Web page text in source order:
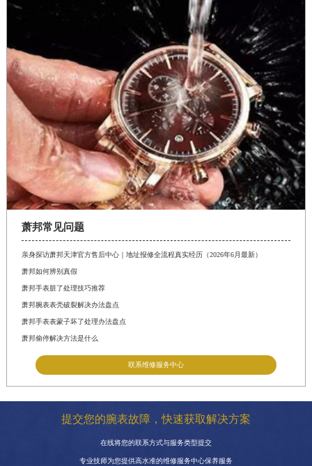
萧邦常见问题
亲身探访萧邦天津官方售后中心｜地址报修全流程真实经历（2026年6月最新）
萧邦如何辨别真假
萧邦手表脏了处理技巧推荐
萧邦腕表表壳破裂解决办法盘点
萧邦手表表蒙子坏了处理办法盘点
萧邦偷停解决方法是什么
联系维修服务中心
提交您的腕表故障，快速获取解决方案
在线将您的联系方式与服务类型提交
专业技师为您提供高水准的维修服务中心保养服务